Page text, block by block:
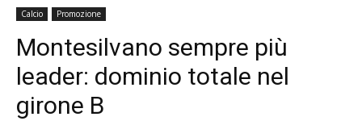
Calcio Promozione
Montesilvano sempre più
leader: dominio totale nel
girone B